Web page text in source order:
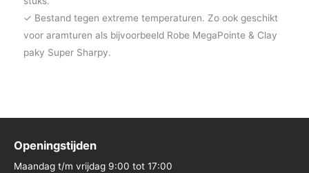
✓ Bestand tegen extreme temperaturen. Zo ook geschikt
voor aramturen als bijvoorbeeld Robe MegaPointe & Clay
paky Super Sharpy.
Openingstijden
Maandag t/m vrijdag 9:00 tot 17:00